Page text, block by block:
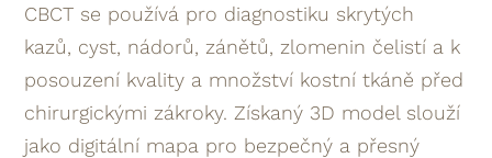
CBCT se používá pro diagnostiku skrytých
kazů, cyst, nádorů, zánětů, zlomenin čelistí a k
posouzení kvality a množství kostní tkáně před
chirurgickými zákroky. Získaný 3D model slouží
jako digitální mapa pro bezpečný a přesný